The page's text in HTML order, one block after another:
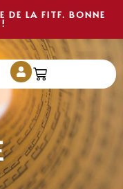
DE LA FITF. BONNE